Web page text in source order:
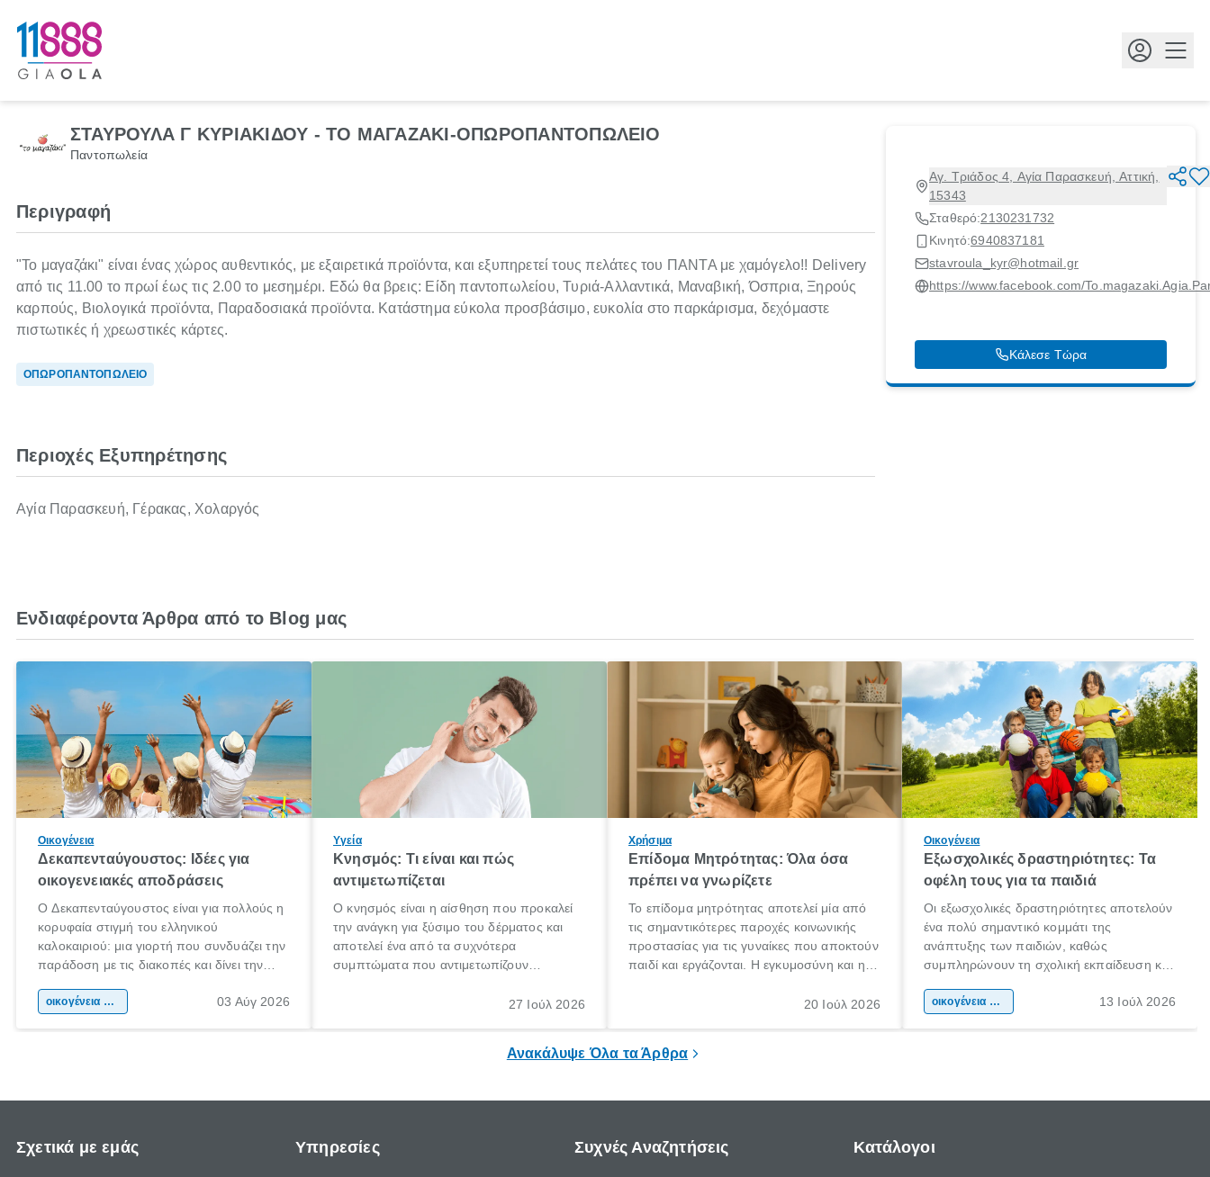
ΣΤΑΥΡΟΥΛΑ Γ ΚΥΡΙΑΚΙΔΟΥ - ΤΟ ΜΑΓΑΖΑΚΙ-ΟΠΩΡΟΠΑΝΤΟΠΩΛΕΙΟ
Παντοπωλεία
Αγ. Τριάδος 4, Αγία Παρασκευή, Αττική,
15343
Σταθερό:2130231732
Κινητό:6940837181
stavroula_kyr@hotmail.gr
https://www.facebook.com/
Κάλεσε Τώρα
Περιγραφή
"Το μαγαζάκι" είναι ένας χώρος αυθεντικός, με εξαιρετικά προϊόντα, και εξυπηρετεί τους πελάτες του ΠΑΝΤΑ με χαμόγελο!! Delivery
από τις 11.00 το πρωί έως τις 2.00 το μεσημέρι. Εδώ θα βρεις: Είδη παντοπωλείου, Τυριά-Αλλαντικά, Μαναβική, Όσπρια, Ξηρούς
καρπούς, Βιολογικά προϊόντα, Παραδοσιακά προϊόντα. Κατάστημα εύκολα προσβάσιμο, ευκολία στο παρκάρισμα, δεχόμαστε
πιστωτικές ή χρεωστικές κάρτες.
ΟΠΩΡΟΠΑΝΤΟΠΩΛΕΙΟ
Περιοχές Εξυπηρέτησης
Αγία Παρασκευή, Γέρακας, Χολαργός
Ενδιαφέροντα Άρθρα από το Blog μας
Οικογένεια
Δεκαπενταύγουστος: Ιδέες για
οικογενειακές αποδράσεις
Ο Δεκαπενταύγουστος είναι για πολλούς η
κορυφαία στιγμή του ελληνικού
καλοκαιριού: μια γιορτή που συνδυάζει την
παράδοση με τις διακοπές και δίνει την
χώρας. Είτε πρόκειται για λίγες μέρες
οικογένεια & παιδί 03 Αύγ 2026
Υγεία
Κνησμός: Τι είναι και πώς
αντιμετωπίζεται
Ο κνησμός είναι η αίσθηση που προκαλεί
την ανάγκη για ξύσιμο του δέρματος και
αποτελεί ένα από τα συχνότερα
συμπτώματα που αντιμετωπίζουν
πληροφορίες για το «κνησμός τι είναι»,
27 Ιούλ 2026
Χρήσιμα
Επίδομα Μητρότητας: Όλα όσα
πρέπει να γνωρίζετε
Το επίδομα μητρότητας αποτελεί μία από
τις σημαντικότερες παροχές κοινωνικής
προστασίας για τις γυναίκες που αποκτούν
παιδί και εργάζονται. Η εγκυμοσύνη και η
σημαντική περίοδος στη ζωή κάθε20 Ιούλ 2026
Οικογένεια
Εξωσχολικές δραστηριότητες: Τα
οφέλη τους για τα παιδιά
Οι εξωσχολικές δραστηριότητες αποτελούν
ένα πολύ σημαντικό κομμάτι της
ανάπτυξης των παιδιών, καθώς
συμπληρώνουν τη σχολική εκπαίδευση και
της προσωπικότητας, της κοινωνικότητας
οικογένεια & παιδί 13 Ιούλ 2026
Ανακάλυψε Όλα τα Άρθρα
Σχετικά με εμάς Υπηρεσίες Συχνές Αναζητήσεις Κατάλογοι